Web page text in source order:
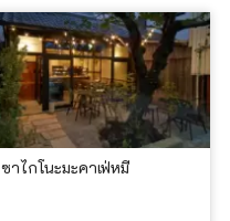
ซาไกโนะมะคาเฟ่หมี